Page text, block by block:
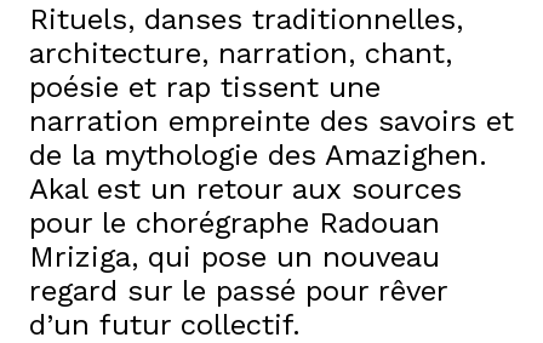
Rituels, danses traditionnelles,
architecture, narration, chant,
poésie et rap tissent une
narration empreinte des savoirs et
de la mythologie des Amazighen.
Akal est un retour aux sources
pour le chorégraphe Radouan
Mriziga, qui pose un nouveau
regard sur le passé pour rêver
d’un futur collectif.